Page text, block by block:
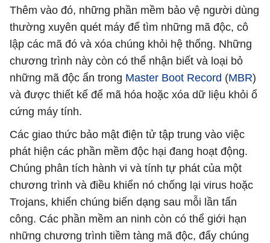
Thêm vào đó, những phần mềm bảo vệ người dùng
thường xuyên quét máy để tìm những mã độc, cô
lập các mã đó và xóa chúng khỏi hệ thống. Những
chương trình này còn có thể nhận biết và loại bỏ
những mã độc ẩn trong Master Boot Record (MBR)
và được thiết kế để mã hóa hoặc xóa dữ liệu khỏi ổ
cứng máy tính.
Các giao thức bảo mật điện tử tập trung vào việc
phát hiện các phần mềm độc hại đang hoạt động.
Chúng phân tích hành vi và tính tự phát của một
chương trình và điều khiển nó chống lại virus hoặc
Trojans, khiến chúng biến dạng sau mỗi lần tấn
công. Các phần mềm an ninh còn có thể giới hạn
những chương trình tiềm tàng mã độc, đẩy chúng